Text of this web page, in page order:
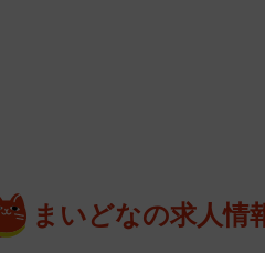
まいどなの求人情